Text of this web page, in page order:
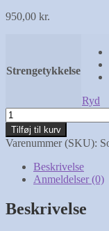
950,00 kr.
Strengetykkelse
Ryd
Solinco
Tour
Bite
Diamond
Rough
Silver
Tilføj til kurv
Varenummer (SKU):
Beskrivelse
Anmeldelser (0)
Beskrivelse